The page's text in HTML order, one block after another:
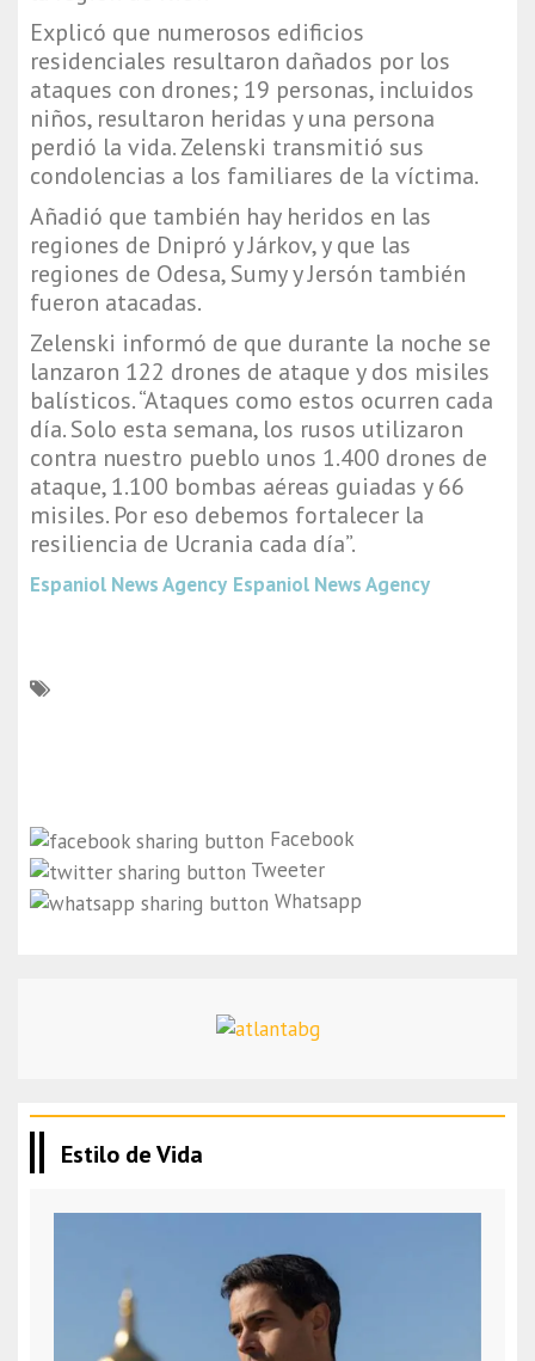
Explicó que numerosos edificios
residenciales resultaron dañados por los
ataques con drones; 19 personas, incluidos
niños, resultaron heridas y una persona
perdió la vida. Zelenski transmitió sus
condolencias a los familiares de la víctima.
Añadió que también hay heridos en las
regiones de Dnipró y Járkov, y que las
regiones de Odesa, Sumy y Jersón también
fueron atacadas.
Zelenski informó de que durante la noche se
lanzaron 122 drones de ataque y dos misiles
balísticos. “Ataques como estos ocurren cada
día. Solo esta semana, los rusos utilizaron
contra nuestro pueblo unos 1.400 drones de
ataque, 1.100 bombas aéreas guiadas y 66
misiles. Por eso debemos fortalecer la
resiliencia de Ucrania cada día”.
Espaniol News Agency Espaniol News Agency
Facebook
Tweeter
Whatsapp
Estilo de Vida